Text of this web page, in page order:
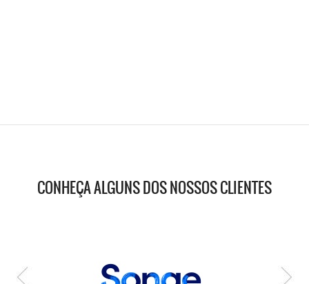
CONHEÇA ALGUNS DOS NOSSOS CLIENTES